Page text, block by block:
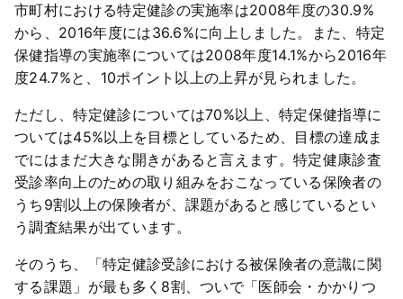
市町村における特定健診の実施率は2008年度の30.9%
から、2016年度には36.6%に向上しました。また、特定
保健指導の実施率については2008年度14.1%から2016年
度24.7%と、10ポイント以上の上昇が見られました。
ただし、特定健診については70%以上、特定保健指導に
ついては45%以上を目標としているため、目標の達成ま
でにはまだ大きな開きがあると言えます。特定健康診査
受診率向上のための取り組みをおこなっている保険者の
うち9割以上の保険者が、課題があると感じているとい
う調査結果が出ています。
そのうち、「特定健診受診における被保険者の意識に関
する課題」が最も多く8割、ついで「医師会・かかりつ